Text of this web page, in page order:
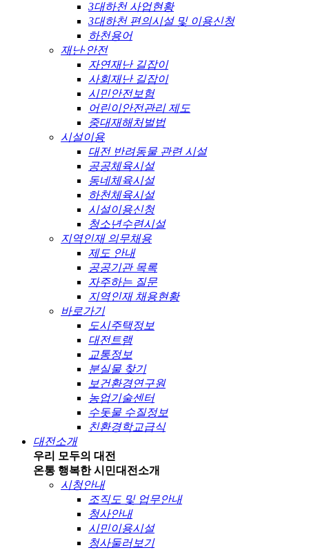
3대하천 사업현황
3대하천 편의시설 및 이용신청
하천용어
재난·안전
자연재난 길잡이
사회재난 길잡이
시민안전보험
어린이안전관리 제도
중대재해처벌법
시설이용
대전 반려동물 관련 시설
공공체육시설
동네체육시설
하천체육시설
시설이용신청
청소년수련시설
지역인재 의무채용
제도 안내
공공기관 목록
자주하는 질문
지역인재 채용현황
바로가기
도시주택정보
대전트램
교통정보
분실물 찾기
보건환경연구원
농업기술센터
수돗물 수질정보
친환경학교급식
대전소개
우리 모두의 대전
온통 행복한 시민대전소개
시청안내
조직도 및 업무안내
청사안내
시민이용시설
청사둘러보기